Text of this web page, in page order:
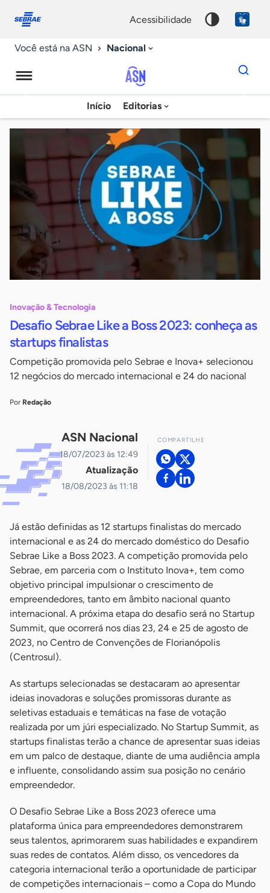
conosco
acessibilidade
Você está na ASN Nacional
Agência
Sebrae
de
Notícias
Início Editorias
Dados
para
chave
Inovação & Tecnologia
Desafio Sebrae Like a Boss 2023: conheça as
startups finalistas
Competição promovida pelo Sebrae e Inova+ selecionou
12 negócios do mercado internacional e 24 do nacional
Por Redação
ASN Nacional
18/07/2023 às 12:49
Atualização
18/08/2023 às 11:18
COMPARTILHE
Já estão definidas as 12 startups finalistas do mercado
internacional e as 24 do mercado doméstico do Desafio
Sebrae Like a Boss 2023. A competição promovida pelo
Sebrae, em parceria com o Instituto Inova+, tem como
objetivo principal impulsionar o crescimento de
empreendedores, tanto em âmbito nacional quanto
internacional. A próxima etapa do desafio será no Startup
Summit, que ocorrerá nos dias 23, 24 e 25 de agosto de
2023, no Centro de Convenções de Florianópolis
(Centrosul).
As startups selecionadas se destacaram ao apresentar
ideias inovadoras e soluções promissoras durante as
seletivas estaduais e temáticas na fase de votação
realizada por um júri especializado. No Startup Summit, as
startups finalistas terão a chance de apresentar suas ideias
em um palco de destaque, diante de uma audiência ampla
e influente, consolidando assim sua posição no cenário
empreendedor.
O Desafio Sebrae Like a Boss 2023 oferece uma
plataforma única para empreendedores demonstrarem
seus talentos, aprimorarem suas habilidades e expandirem
suas redes de contatos. Além disso, os vencedores da
categoria internacional terão a oportunidade de participar
de competições internacionais – como a Copa do Mundo